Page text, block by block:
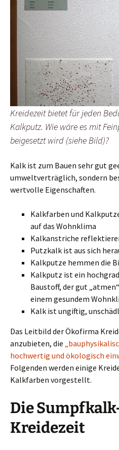
Kreidezeit bietet für jeden
Kalkputz. Wie wäre es mit
beigesetzt wird (siehe Bild)?
Kalk ist zum Bauen sehr gut
umweltverträglich, sondern
wertvolle Eigenschaften.
Kalkfarben und
auf das Wohnklima
Kalkanstriche
Putzkalk ist aus sich
Kalkputze hemmen die
Kalkputz ist ein
Baustoff, der gut
einem gesundem
Kalk ist ungiftig,
Das Leitbild der Ökofirma
anzubieten, die
hochwertig und ökologisch
Folgenden werden einige
Kalkfarben vorgestellt.
Die
Kreidezeit